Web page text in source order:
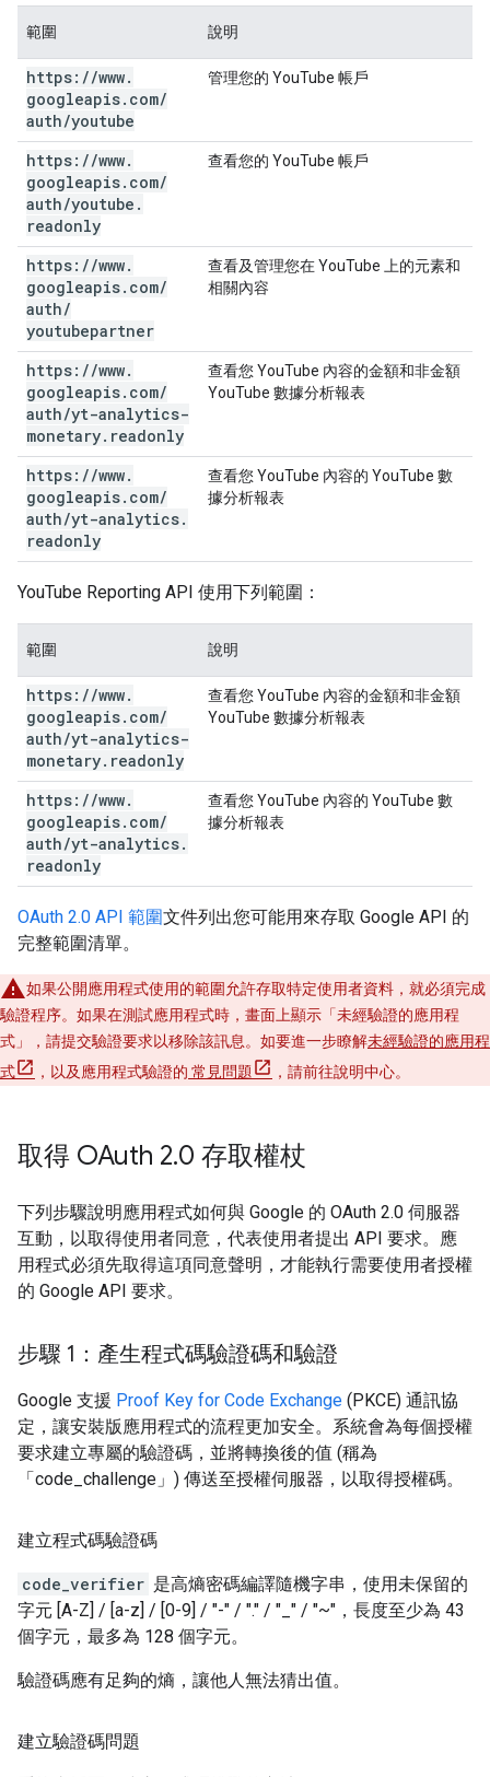
範圍 說明
https: //www.
googleapis. com/
auth/youtube
管理您的 YouTube 帳戶
https: //www.
googleapis. com/
auth/youtube .
readonly
查看您的 YouTube 帳戶
https: //www.
googleapis. com/
auth/
youtubepartner
查看及管理您在 YouTube 上的元素和
相關內容
https: //www.
googleapis. com/
auth/yt-analytics-
monetary. readonly
查看您 YouTube 內容的金額和非金額
YouTube 數據分析報表
https: //www.
googleapis. com/
auth/yt-analytics.
readonly
查看您 YouTube 內容的 YouTube 數
據分析報表
YouTube Reporting API 使用下列範圍：
範圍 說明
https: //www.
googleapis. com/
auth/yt-analytics-
monetary. readonly
查看您 YouTube 內容的金額和非金額
YouTube 數據分析報表
https: //www.
googleapis. com/
auth/yt-analytics.
readonly
查看您 YouTube 內容的 YouTube 數
據分析報表
OAuth 2.0 API 範圍文件列出您可能用來存取 Google API 的
完整範圍清單。
如果公開應用程式使用的範圍允許存取特定使用者資料，就必須完成
驗證程序。如果在測試應用程式時，畫面上顯示「未經驗證的應用程
式」
，請提交驗證要求以移除該訊息。如要進一步瞭解未經驗證的應用程
式
，以及應用程式驗證的 常見問題 ，請前往說明中心。
取得 OAuth 2.0 存取權杖
下列步驟說明應用程式如何與 Google 的 OAuth 2.0 伺服器
互動，以取得使用者同意，代表使用者提出 API 要求。應
用程式必須先取得這項同意聲明，才能執行需要使用者授權
的 Google API 要求。
步驟 1：產生程式碼驗證碼和驗證
Google 支援 Proof Key for Code Exchange (PKCE) 通訊協
定，讓安裝版應用程式的流程更加安全。系統會為每個授權
要求建立專屬的驗證碼，並將轉換後的值 (稱為
「code_challenge」) 傳送至授權伺服器，以取得授權碼。
建立程式碼驗證碼
code_verifier 是高熵密碼編譯隨機字串，使用未保留的
字元 [A-Z] / [a-z] / [0-9] / "-" / "." / "_" / "~"，長度至少為 43
個字元，最多為 128 個字元。
驗證碼應有足夠的熵，讓他人無法猜出值。
建立驗證碼問題